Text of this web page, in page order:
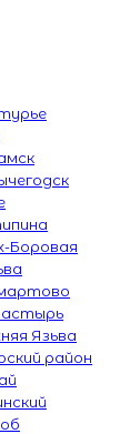
Боровая
Язьва
район